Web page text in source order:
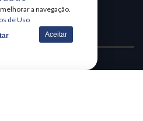
a navegação.
de Uso
Aceitar